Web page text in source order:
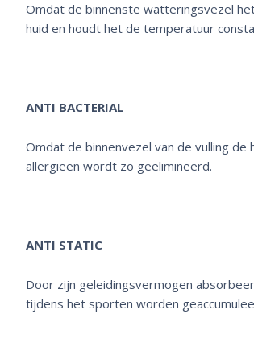
Omdat de binnenste watteringsvezel
huid en houdt het de temperatuur
ANTI BACTERIAL
Omdat de binnenvezel van de vulling
allergieën wordt zo geëlimineerd.
ANTI STATIC
Door zijn geleidingsvermogen
tijdens het sporten worden